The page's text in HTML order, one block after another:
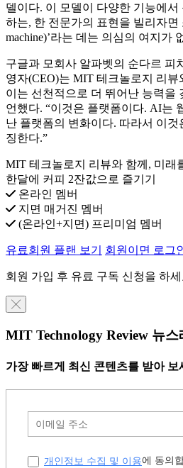
델이다. 이 모델이 다양한 기능에
하는, 한 전문가의 표현을 빌리자면
machine)’라는 데는 의심의 여지가
구글과 모회사 알파벳의 순다르 피
영자(CEO)는 MIT 테크놀로지 리
이는 선천적으로 더 뛰어난 능력을
언했다. “이것은 플랫폼이다. AI는
난 플랫폼의 변화이다. 따라서 이
징한다.”
MIT 테크놀로지 리뷰와 함께, 미래
한달에 커피 2잔값으로 즐기기
온라인 멤버
지면 매거진 멤버
(온라인+지면) 프리미엄 멤버
유료회원 플랜 보기 회원이면 로그
회원 가입 후 유료 구독 신청을 하
╳
MIT Technology Review 뉴스
가장 빠르게 최신 콘텐츠를 받아 보
개인정보 수집 및 이용에 동의